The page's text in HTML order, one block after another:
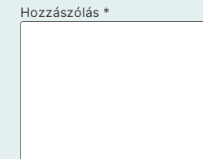
Hozzászólás *